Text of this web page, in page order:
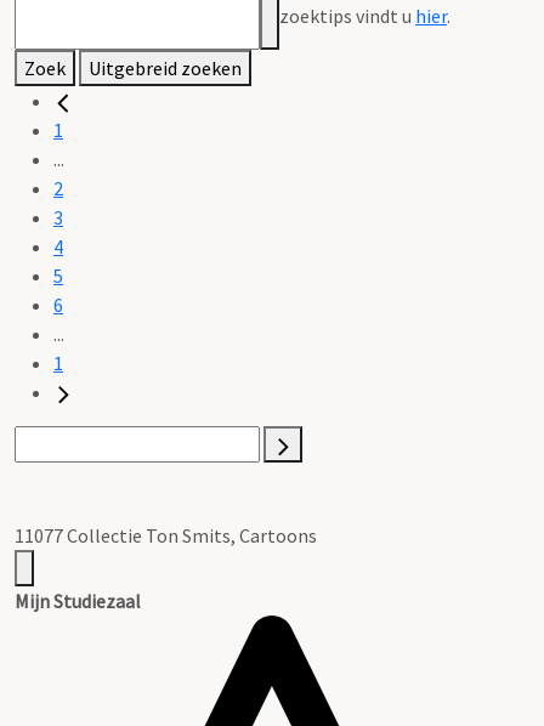
zoektips vindt u hier.
Zoek Uitgebreid zoeken
1
...
2
3
4
5
6
...
1
11077 Collectie Ton Smits, Cartoons
Mijn Studiezaal